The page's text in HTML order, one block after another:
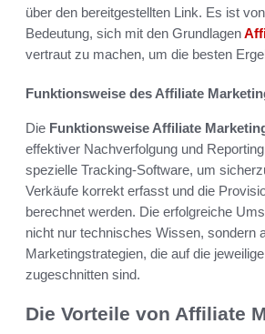
über den bereitgestellten Link. Es ist
Bedeutung, sich mit den Grundlagen
vertraut zu machen, um die besten
Funktionsweise des Affiliate
Die Funktionsweise Affiliate
effektiver Nachverfolgung und
spezielle Tracking-Software, um
Verkäufe korrekt erfasst und die
berechnet werden. Die erfolgreiche
nicht nur technisches Wissen, sondern
Marketingstrategien, die auf die
zugeschnitten sind.
Die Vorteile von Affiliate